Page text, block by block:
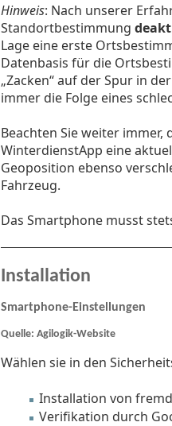
Hinweis: Nach unserer
Standortbestimmung
Lage eine erste
Datenbasis für die
„Zacken“ auf der Spur in
immer die Folge eines
Beachten Sie weiter
WinterdienstApp eine
Geoposition ebenso
Fahrzeug.
Das Smartphone musst
Installation
Smartphone-Einstellungen
Quelle: Agilogik-Website
Wählen sie in den
Installation von
Verifikation durch